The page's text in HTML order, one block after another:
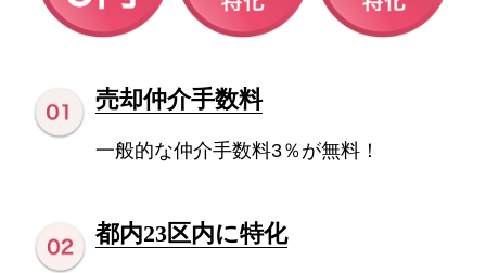
売却仲介手数料
一般的な仲介手数料3％が無料！
都内23区内に特化